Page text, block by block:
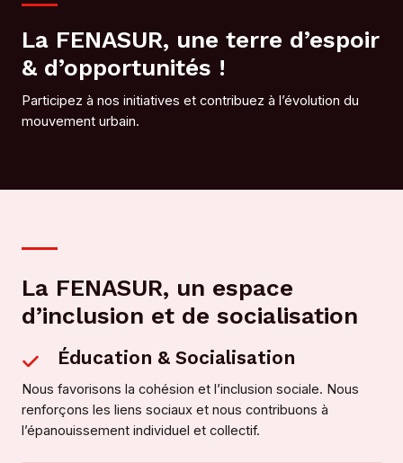
La FENASUR, une terre d’espoir
& d’opportunités !
Participez à nos initiatives et contribuez à l’évolution du
mouvement urbain.
La FENASUR, un espace
d’inclusion et de socialisation
Éducation & Socialisation
Nous favorisons la cohésion et l’inclusion sociale. Nous
renforçons les liens sociaux et nous contribuons à
l’épanouissement individuel et collectif.